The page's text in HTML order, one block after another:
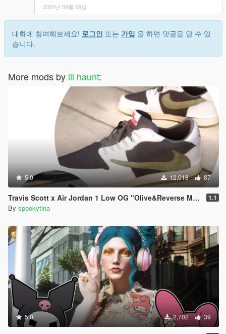
2022년 09월 09일
대화에 참여해보세요! 로그인 또는 가입 을 하면 댓글을 달 수 있
습니다.
More mods by lil haunt:
5.0 12,018 87
Travis Scott x Air Jordan 1 Low OG "Olive&Reverse Mocha" 1.1
By spookytina
5.0 2,702 39